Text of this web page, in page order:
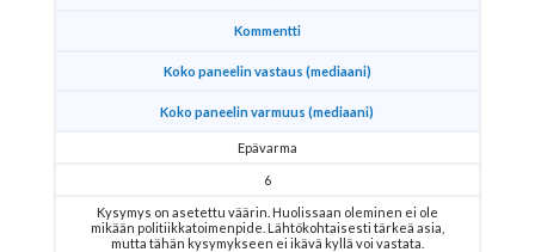
Kommentti
Koko paneelin vastaus (mediaani)
Koko paneelin varmuus (mediaani)
Epävarma
6
Kysymys on asetettu väärin. Huolissaan oleminen ei ole
mikään politiikkatoimenpide. Lähtökohtaisesti tärkeä asia,
mutta tähän kysymykseen ei ikävä kyllä voi vastata.